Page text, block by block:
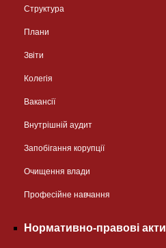
Структура
Плани
Звіти
Колегія
Вакансії
Внутрішній аудит
Запобігання корупції
Очищення влади
Професійне навчання
Нормативно-правові акти